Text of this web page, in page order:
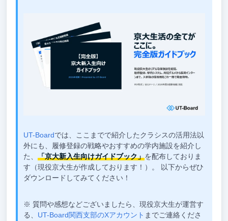
UT-Boardでは、ここまでで紹介したクラシスの活用法以
外にも、履修登録の戦略やおすすめの学内施設を紹介し
た、「京大新入生向けガイドブック」を配布しておりま
す（現役京大生が作成しております！）。 以下からぜひ
ダウンロードしてみてください！
※ 質問や感想などございましたら、現役京大生が運営す
る、 UT-Board関西支部のXアカウント までご連絡くださ